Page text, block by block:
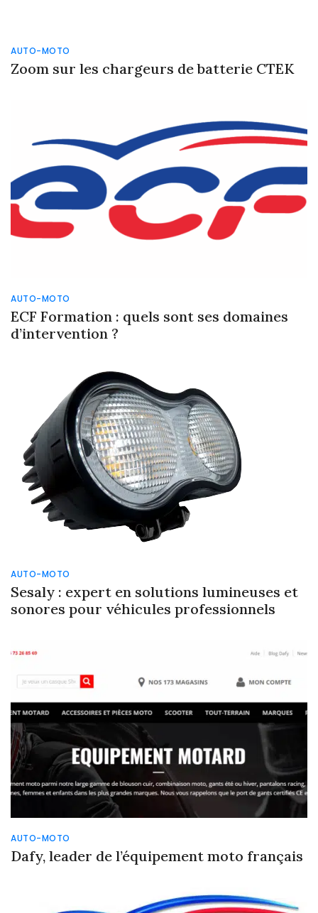
AUTO-MOTO
Zoom sur les chargeurs de batterie CTEK
AUTO-MOTO
ECF Formation : quels sont ses domaines
d’intervention ?
AUTO-MOTO
Sesaly : expert en solutions lumineuses et
sonores pour véhicules professionnels
AUTO-MOTO
Dafy, leader de l’équipement moto français